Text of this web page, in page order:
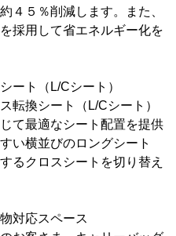
４５％削減します。また、
採用して省エネルギー化を
ート（L/Cシート）
換シート（L/Cシート）
て最適なシート配置を提供
い横並びのロングシート
るクロスシートを切り替え
対応スペース